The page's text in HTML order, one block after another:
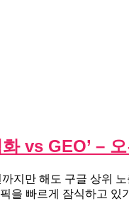
vs GEO’ –
지만 해도 구글 상위
을 빠르게 잠식하고